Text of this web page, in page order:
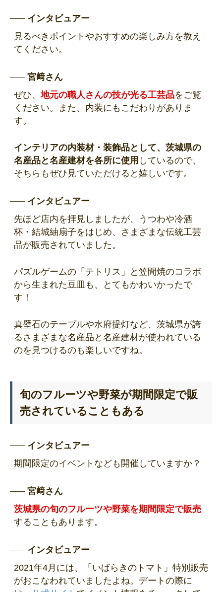
インタビュアー
見るべきポイントやおすすめの楽しみ方を教え
てください。
宮﨑さん
ぜひ、地元の職人さんの技が光る工芸品をご覧
ください。また、内装にもこだわりがありま
す。
インテリアの内装材・装飾品として、茨城県の
名産品と名産建材を各所に使用 しているので、
そちらもぜひ見ていただけると嬉しいです。
インタビュアー
先ほど店内を拝見しましたが、うつわや冷酒
杯・結城紬扇子をはじめ、さまざまな伝統工芸
品が販売されていました。
パズルゲームの「テトリス」と笠間焼のコラボ
から生まれた豆皿も、とてもかわいかったで
す！
真壁石のテーブルや水府提灯など、茨城県が誇
るさまざまな名産品と名産建材が使われている
のを見つけるのも楽しいですね。
旬のフルーツや野菜が期間限定で販
売されていることもある
インタビュアー
期間限定のイベントなども開催していますか？
宮﨑さん
茨城県の旬のフルーツや野菜を期間限定で販売
することもあります。
インタビュアー
2021年4月には、「いばらきのトマト」特別販売
がおこなわれていましたよね。デートの際に